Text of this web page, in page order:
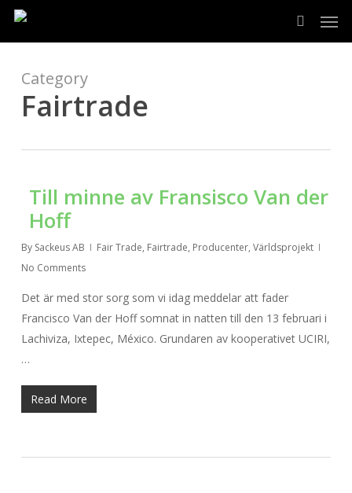
Skip
contentCategory
Fairtrade
Till minne av Fransisco Van der
Hoff
By Sackeus AB Fair Trade, Fairtrade, Producenter, Världsprojekt
No Comments
Det är med stor sorg som vi idag meddelar att fader
Francisco Van der Hoff somnat in natten till den 13 februari i
Lachiviza, Ixtepec, México. Grundaren av kooperativet UCIRI,
…
Read More